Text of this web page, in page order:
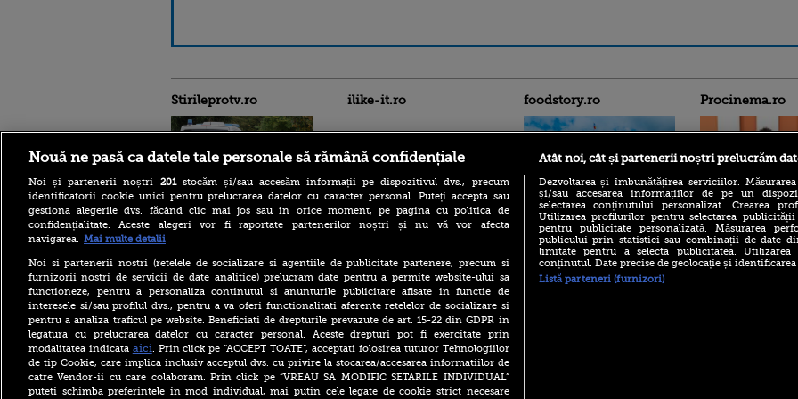
Stirileprotv.ro
Reacția MAE după ce o
româncă a fost arestată în
Alerta West Nile: două
persoane au murit, iar
numărul cazurilor a ajuns la
10. Măsurile de protecție
împotriva țânțarilor
Ce le-a spus Donald Trump
donatorilor despre
succesorul său pentru
alegerile din 2028. Pe cine a
ales între Rubio și Vance
ilike-it.ro foodstory.ro
(P) Descoperă Lumea
Evenimentelor din România
cu Transilvania Events!
(P) Raku, gaming intens și o
Procinema.ro
Emoții intense
Sebastian Stan!
Annabelle, l-a
Nouă ne pasă ca datele tale personale să rămână confidențiale
Noi și partenerii noștri 201stocăm și/sau accesăm informații pe dispozitivul dvs., precum
identificatorii cookie unici pentru prelucrarea datelor cu caracter personal. Puteți accepta sau
gestiona alegerile dvs. făcând clic mai jos sau în orice moment, pe pagina cu politica de
confidențialitate. Aceste alegeri vor fi raportate partenerilor noștri și nu vă vor afecta
navigarea. Mai multe detalii
Noi si partenerii nostri (retelele de socializare si agentiile de publicitate partenere, precum si
furnizorii nostri de servicii de date analitice) prelucram date pentru a permite website-ului sa
functioneze, pentru a personaliza continutul si anunturile publicitare afisate in functie de
interesele si/sau profilul dvs., pentru a va oferi functionalitati aferente retelelor de socializare si
pentru a analiza traficul pe website. Beneficiati de drepturile prevazute de art. 15-22 din GDPR in
legatura cu prelucrarea datelor cu caracter personal. Aceste drepturi pot fi exercitate prin
modalitatea indicata aici. Prin click pe “ACCEPT TOATE”, acceptati folosirea tuturor Tehnologiilor
de tip Cookie, care implica inclusiv acceptul dvs. cu privire la stocarea/accesarea informatiilor de
catre Vendor-ii cu care colaboram. Prin click pe “VREAU SA MODIFIC SETARILE INDIVIDUAL”
puteti schimba preferintele in mod individual, mai putin cele legate de cookie strict necesare
Atât noi, cât și partenerii noștri prelucrăm
Dezvoltarea și îmbunătățirea serviciilor.
și/sau accesarea informațiilor de pe un
selectarea conținutului personalizat. Crearea
Utilizarea profilurilor pentru selectarea
pentru publicitate personalizată. Măsurarea
publicului prin statistici sau combinații de date
limitate pentru a selecta publicitatea.
conținutul. Date precise de geolocație și
Listă parteneri (furnizori)